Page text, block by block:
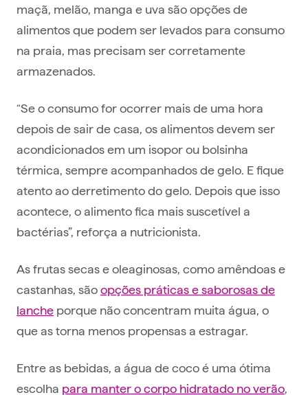
maçã, melão, manga e uva são opções de
alimentos que podem ser levados para consumo
na praia, mas precisam ser corretamente
armazenados.
“Se o consumo for ocorrer mais de uma hora
depois de sair de casa, os alimentos devem ser
acondicionados em um isopor ou bolsinha
térmica, sempre acompanhados de gelo. E fique
atento ao derretimento do gelo. Depois que isso
acontece, o alimento fica mais suscetível a
bactérias”, reforça a nutricionista.
As frutas secas e oleaginosas, como amêndoas e
castanhas, sãoopções práticas e saborosas de
lanche porque não concentram muita água, o
que as torna menos propensas a estragar.
Entre as bebidas, a água de coco é uma ótima
escolha para manter o corpo hidratado no verão,